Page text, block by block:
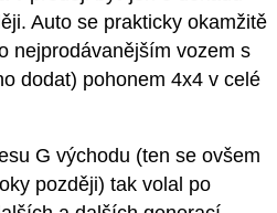
Auto se prakticky okamžitě
nejprodávanějším vozem s
dodat) pohonem 4x4 v celé
G východu (ten se ovšem
později) tak volal po